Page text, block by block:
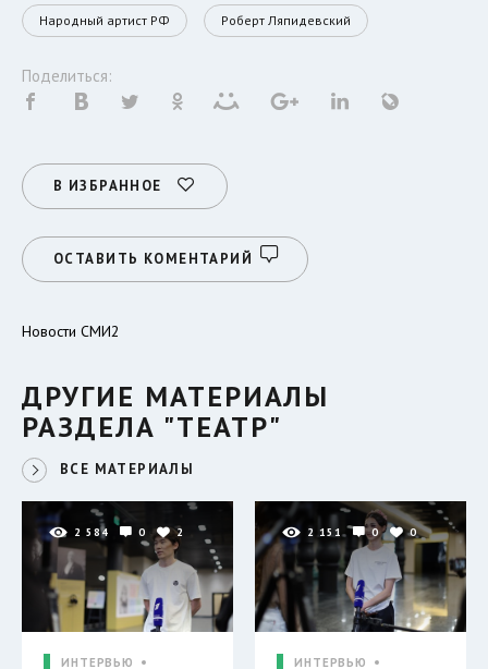
Народный артист РФ Роберт Ляпидевский
Поделиться:
В ИЗБРАННОЕ
ОСТАВИТЬ КОМЕНТАРИЙ
Новости СМИ2
ДРУГИЕ МАТЕРИАЛЫ
РАЗДЕЛА "ТЕАТР"
ВСЕ МАТЕРИАЛЫ
2 584 0 2
ИНТЕРВЬЮ
2 151 0 0
ИНТЕРВЬЮ